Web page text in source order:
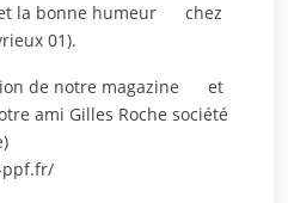
la bonne humeur
chez
01).
de notre magazine
et
ami Gilles Roche société
ppf.fr/